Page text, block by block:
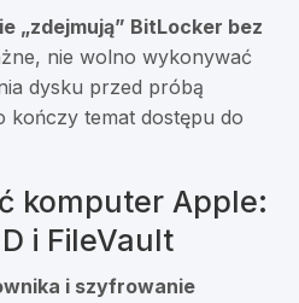
„zdejmują” BitLocker bez
nie wolno wykonywać
dysku przed próbą
kończy temat dostępu do
komputer Apple:
i FileVault
i szyfrowanie